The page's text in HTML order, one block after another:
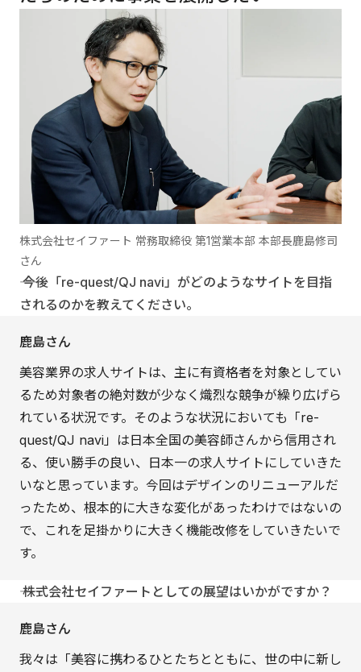
株式会社セイファート 常務取締役 第1営業本部 本部長鹿島修司
さん
―― 今後「re-quest/QJ navi」がどのようなサイトを目指
されるのかを教えてください。
鹿島さん
美容業界の求人サイトは、主に有資格者を対象としてい
るため対象者の絶対数が少なく熾烈な競争が繰り広げら
れている状況です。そのような状況においても「re-
quest/QJ navi」は日本全国の美容師さんから信用され
る、使い勝手の良い、日本一の求人サイトにしていきた
いなと思っています。今回はデザインのリニューアルだ
ったため、根本的に大きな変化があったわけではないの
で、これを足掛かりに大きく機能改修をしていきたいで
す。
―― 株式会社セイファートとしての展望はいかがですか？
鹿島さん
我々は「美容に携わるひとたちとともに、世の中に新し